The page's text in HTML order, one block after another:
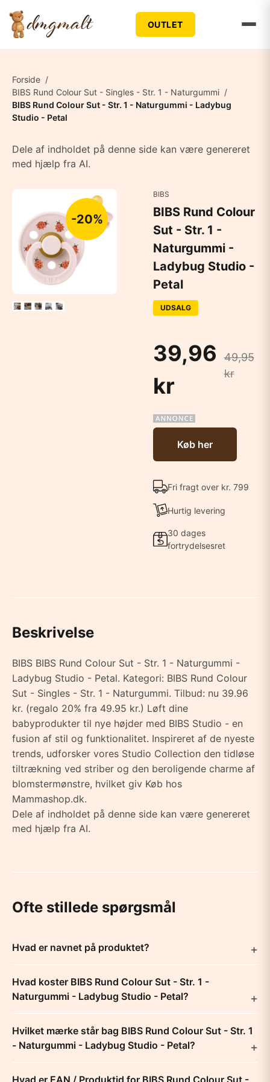
OUTLET
Forside /
BIBS Rund Colour Sut - Singles - Str. 1 - Naturgummi /
BIBS Rund Colour Sut - Str. 1 - Naturgummi - Ladybug
Studio - Petal
Dele af indholdet på denne side kan være genereret
med hjælp fra AI.
-20%
BIBS
BIBS Rund Colour
Sut - Str. 1 -
Naturgummi -
Ladybug Studio -
Petal
UDSALG
39,96
kr
49,95
kr
Køb her
Fri fragt over kr. 799
Hurtig levering
30 dages
fortrydelsesret
Beskrivelse
BIBS BIBS Rund Colour Sut - Str. 1 - Naturgummi -
Ladybug Studio - Petal. Kategori: BIBS Rund Colour
Sut - Singles - Str. 1 - Naturgummi. Tilbud: nu 39.96
kr. (regalo 20% fra 49.95 kr.) Løft dine
babyprodukter til nye højder med BIBS Studio - en
fusion af stil og funktionalitet. Inspireret af de nyeste
trends, udforsker vores Studio Collection den tidløse
tiltrækning ved striber og den beroligende charme af
blomstermønstre, hvilket giv Køb hos
Mammashop.dk.
Dele af indholdet på denne side kan være genereret
med hjælp fra AI.
Ofte stillede spørgsmål
Hvad er navnet på produktet?
Hvad koster BIBS Rund Colour Sut - Str. 1 -
Naturgummi - Ladybug Studio - Petal?
Hvilket mærke står bag BIBS Rund Colour Sut - Str. 1
- Naturgummi - Ladybug Studio - Petal?
Hvad er EAN / Produktid for BIBS Rund Colour Sut -